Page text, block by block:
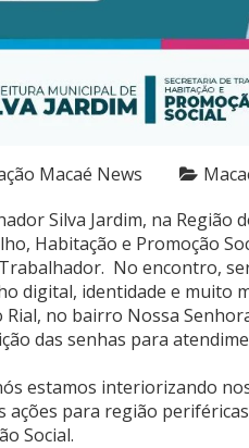
Macaé News
Silva Jardim, na Região
Habitação e Promoção
No encontro,
digital, identidade e muito
Rial, no bairro Nossa
das senhas para
estamos interiorizando
ações para região
Social.